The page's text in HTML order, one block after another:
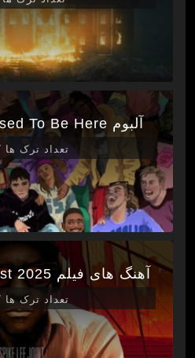
آلبوم I’m Not Supposed To Be Here
تعداد ترک ها 17
آهنگ های فیلم Highest 2 Lowest 2025
تعداد ترک ها 27